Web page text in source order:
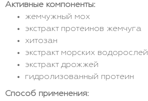
Активные компоненты:
жемчужный мох
экстракт протеинов жемчуга
хитозан
экстракт морских водорослей
экстракт дрожжей
гидролизованный протеин
Способ применения: